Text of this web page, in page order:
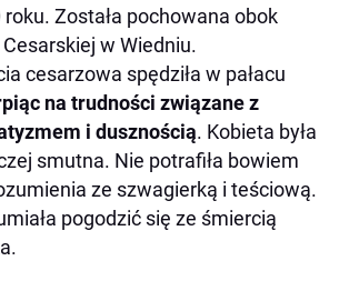
Została pochowana obok
w Wiedniu.
cesarzowa spędziła w pałacu
na trudności związane z
i dusznością. Kobieta była
smutna. Nie potrafiła bowiem
ze szwagierką i teściową.
pogodzić się ze śmiercią